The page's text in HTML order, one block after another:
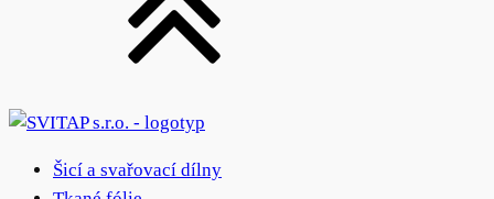
Šicí a svařovací dílny